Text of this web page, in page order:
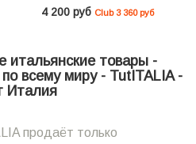
4 200 руб Club 3 360 руб
итальянские товары -
всему миру - TutITALIA -
Италия
продаёт только